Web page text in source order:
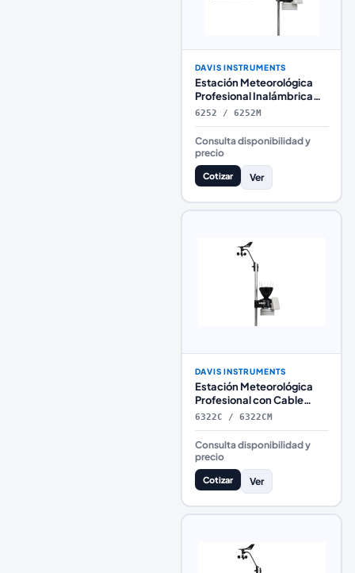
DAVIS INSTRUMENTS
Estación Meteorológica
Profesional Inalámbrica
Davis Instruments Vantage
WeatherLink
6252 / 6252M
Consulta disponibilidad y
precio
Cotizar Ver
DAVIS INSTRUMENTS
Estación Meteorológica
Profesional con Cable
Davis Instruments Vantage
6322C / 6322CM
Consulta disponibilidad y
precio
Cotizar Ver